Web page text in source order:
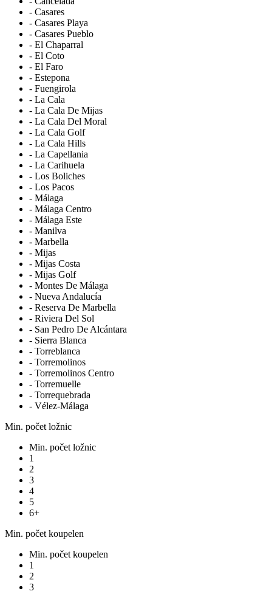
- Casares
- Casares Playa
- Casares Pueblo
- El Chaparral
- El Coto
- El Faro
- Estepona
- Fuengirola
- La Cala
- La Cala De Mijas
- La Cala Del Moral
- La Cala Golf
- La Cala Hills
- La Capellania
- La Carihuela
- Los Boliches
- Los Pacos
- Málaga
- Málaga Centro
- Málaga Este
- Manilva
- Marbella
- Mijas
- Mijas Costa
- Mijas Golf
- Montes De Málaga
- Nueva Andalucía
- Reserva De Marbella
- Riviera Del Sol
- San Pedro De Alcántara
- Sierra Blanca
- Torreblanca
- Torremolinos
- Torremolinos Centro
- Torremuelle
- Torrequebrada
- Vélez-Málaga
Min. počet ložnic
Min. počet ložnic
1
2
3
4
5
6+
Min. počet koupelen
Min. počet koupelen
1
2
3